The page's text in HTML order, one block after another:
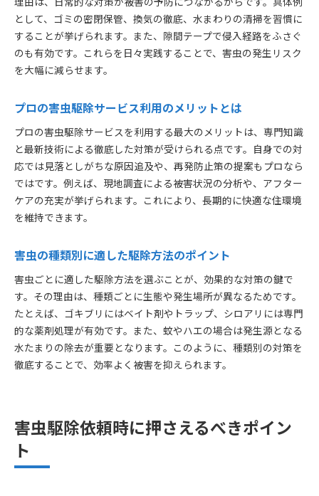
として、ゴミの密閉保管、換気の徹底、水まわりの清掃を習慣に
することが挙げられます。また、隙間テープで侵入経路をふさぐ
のも有効です。これらを日々実践することで、害虫の発生リスク
を大幅に減らせます。
プロの害虫駆除サービス利用のメリットとは
プロの害虫駆除サービスを利用する最大のメリットは、専門知識
と最新技術による徹底した対策が受けられる点です。自身での対
応では見落としがちな原因追及や、再発防止策の提案もプロなら
ではです。例えば、現地調査による被害状況の分析や、アフター
ケアの充実が挙げられます。これにより、長期的に快適な住環境
を維持できます。
害虫の種類別に適した駆除方法のポイント
害虫ごとに適した駆除方法を選ぶことが、効果的な対策の鍵で
す。その理由は、種類ごとに生態や発生場所が異なるためです。
たとえば、ゴキブリにはベイト剤やトラップ、シロアリには専門
的な薬剤処理が有効です。また、蚊やハエの場合は発生源となる
水たまりの除去が重要となります。このように、種類別の対策を
徹底することで、効率よく被害を抑えられます。
害虫駆除依頼時に押さえるべきポイン
ト